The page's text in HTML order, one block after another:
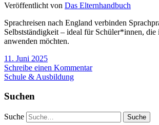
Veröffentlicht von Das Elternhandbuch
Sprachreisen nach England verbinden
Selbstständigkeit – ideal für Schüler*innen,
anwenden möchten.
11. Juni 2025
Schreibe einen Kommentar
Schule & Ausbildung
Suchen
Suche